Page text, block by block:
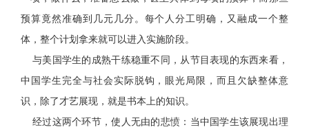
预算竟然准确到几元几分。每个人分工明确，又融成一个整
体，整个计划拿来就可以进入实施阶段。
与美国学生的成熟干练稳重不同，从节目表现的东西来看，
中国学生完全与社会实际脱钩，眼光局限，而且欠缺整体意
识，除了才艺展现，就是书本上的知识。
经过这两个环节，使人无由的悲愤：当中国学生该展现出理